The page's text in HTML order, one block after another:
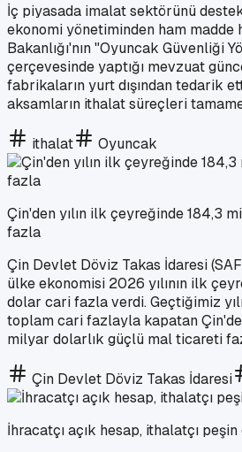
İç piyasada imalat sektörünü
ekonomi yönetiminden ham madde
Bakanlığı'nın "Oyuncak Güvenliği
çerçevesinde yaptığı mevzuat
fabrikaların yurt dışından tedarik
aksamların ithalat süreçleri
ithalat Oyuncak
Çin'den yılın ilk çeyreğinde 184,3
fazla
Çin Devlet Döviz Takas İdaresi
ülke ekonomisi 2026 yılının ilk
dolar cari fazla verdi. Geçtiğimiz
toplam cari fazlayla kapatan
milyar dolarlık güçlü mal ticareti
Çin Devlet Döviz Takas İdaresi
İhracatçı açık hesap, ithalatçı peşin